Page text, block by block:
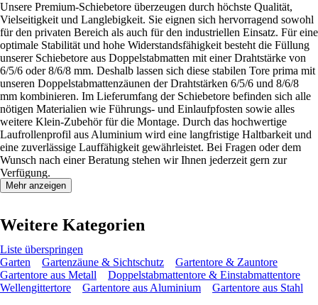
Unsere Premium-Schiebetore überzeugen durch höchste Qualität,
Vielseitigkeit und Langlebigkeit. Sie eignen sich hervorragend sowohl
für den privaten Bereich als auch für den industriellen Einsatz. Für eine
optimale Stabilität und hohe Widerstandsfähigkeit besteht die Füllung
unserer Schiebetore aus Doppelstabmatten mit einer Drahtstärke von
6/5/6 oder 8/6/8 mm. Deshalb lassen sich diese stabilen Tore prima mit
unseren Doppelstabmattenzäunen der Drahtstärken 6/5/6 und 8/6/8
mm kombinieren. Im Lieferumfang der Schiebetore befinden sich alle
nötigen Materialien wie Führungs- und Einlaufpfosten sowie alles
weitere Klein-Zubehör für die Montage. Durch das hochwertige
Laufrollenprofil aus Aluminium wird eine langfristige Haltbarkeit und
eine zuverlässige Lauffähigkeit gewährleistet. Bei Fragen oder dem
Wunsch nach einer Beratung stehen wir Ihnen jederzeit gern zur
Verfügung.
Mehr anzeigen
Weitere Kategorien
Liste überspringen
Garten
Gartenzäune & Sichtschutz
Gartentore & Zauntore
Gartentore aus Metall
Doppelstabmattentore & Einstabmattentore
Wellengittertore
Gartentore aus Aluminium Gartentore aus Stahl